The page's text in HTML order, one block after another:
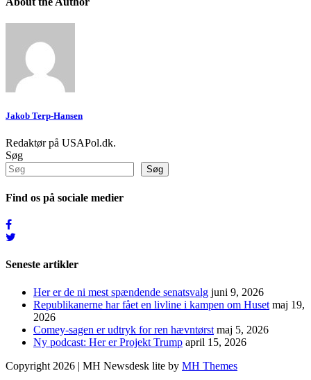
Jakob Terp-Hansen
Redaktør på USAPol.dk.
Søg
Søg
Find os på sociale medier
Seneste artikler
Her er de ni mest spændende senatsvalg juni 9, 2026
Republikanerne har fået en livline i kampen om Huset maj 19,
2026
Comey-sagen er udtryk for ren hævntørst maj 5, 2026
Ny podcast: Her er Projekt Trump april 15, 2026
Copyright 2026 | MH Newsdesk lite by MH Themes